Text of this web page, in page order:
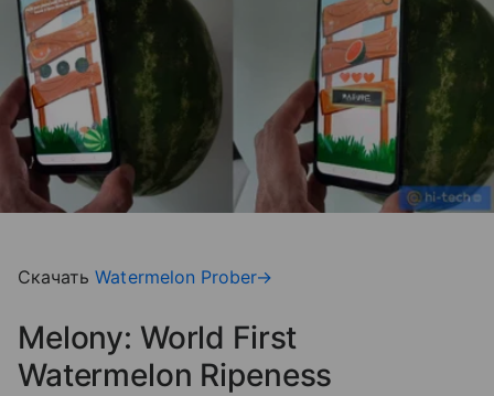
СкачатьWatermelon Prober→
Melony: World First
Watermelon Ripeness